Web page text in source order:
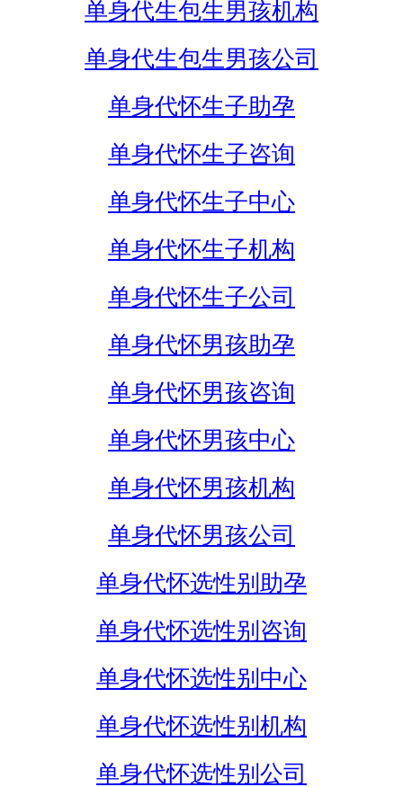
单身代生包生男孩机构
单身代生包生男孩公司
单身代怀生子助孕
单身代怀生子咨询
单身代怀生子中心
单身代怀生子机构
单身代怀生子公司
单身代怀男孩助孕
单身代怀男孩咨询
单身代怀男孩中心
单身代怀男孩机构
单身代怀男孩公司
单身代怀选性别助孕
单身代怀选性别咨询
单身代怀选性别中心
单身代怀选性别机构
单身代怀选性别公司